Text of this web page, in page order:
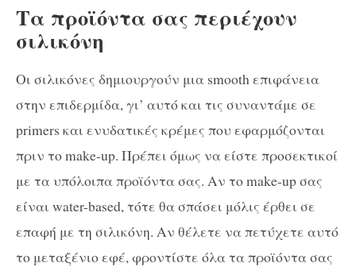
Τα προϊόντα σας περιέχουν
σιλικόνη
Οι σιλικόνες δημιουργούν μια smooth επιφάνεια
στην επιδερμίδα, γι’ αυτό και τις συναντάμε σε
primers και ενυδατικές κρέμες που εφαρμόζονται
πριν το make-up. Πρέπει όμως να είστε προσεκτικοί
με τα υπόλοιπα προϊόντα σας. Αν το make-up σας
είναι water-based, τότε θα σπάσει μόλις έρθει σε
επαφή με τη σιλικόνη. Αν θέλετε να πετύχετε αυτό
το μεταξένιο εφέ, φροντίστε όλα τα προϊόντα σας